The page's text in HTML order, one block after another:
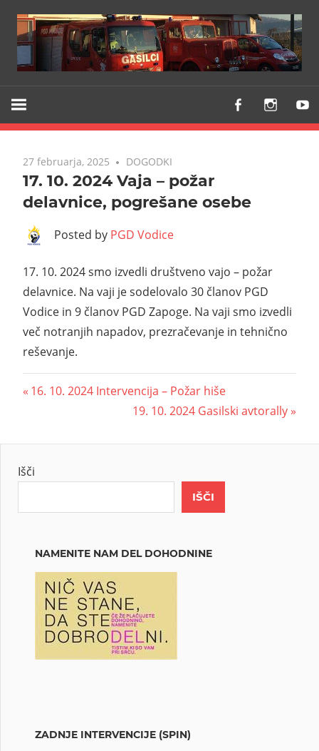
VODICE
vami
že
1903
27 februarja, 2025 DOGODKI
17. 10. 2024 Vaja – požar
delavnice, pogrešane osebe
Posted by PGD Vodice
17. 10. 2024 smo izvedli društveno vajo – požar
delavnice. Na vaji je sodelovalo 30 članov PGD
Vodice in 9 članov PGD Zapoge. Na vaji smo izvedli
več notranjih napadov, prezračevanje in tehnično
reševanje.
16. 10. 2024 Intervencija – Požar hiše
19. 10. 2024 Gasilski avtorally
Išči
IŠČI
NAMENITE NAM DEL DOHODNINE
ZADNJE INTERVENCIJE (SPIN)